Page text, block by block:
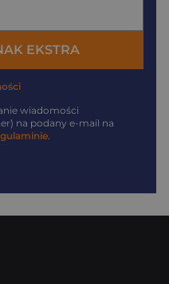
EKSTRA
wiadomości
na podany e-mail na